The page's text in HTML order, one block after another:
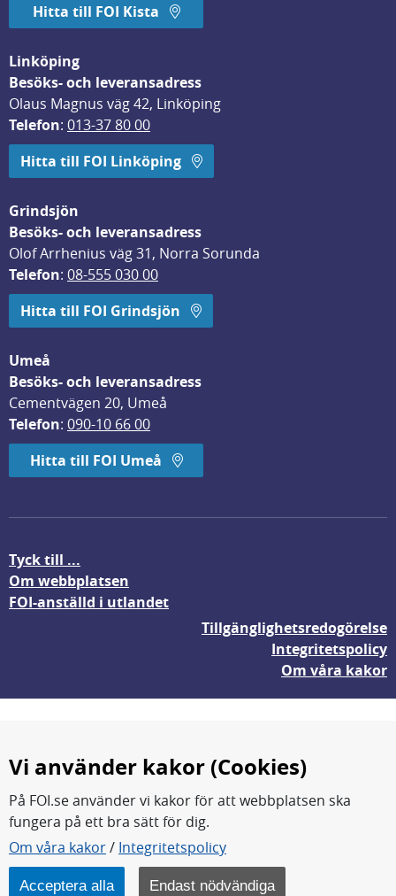
Hitta till FOI Kista
Linköping
Besöks- och leveransadress
Olaus Magnus väg 42, Linköping
Telefon: 013-37 80 00
Hitta till FOI Linköping
Grindsjön
Besöks- och leveransadress
Olof Arrhenius väg 31, Norra Sorunda
Telefon: 08-555 030 00
Hitta till FOI Grindsjön
Umeå
Besöks- och leveransadress
Cementvägen 20, Umeå
Telefon: 090-10 66 00
Hitta till FOI Umeå
Tyck till ...
Om webbplatsen
FOI-anställd i utlandet
Tillgänglighetsredogörelse
Integritetspolicy
Om våra kakor
FOI forskar för en säkrare värld.
FOI:s kärnverksamhet är forskning, metod- och
teknikutveckling samt analyser och studier.
Vi använder kakor (Cookies)
På FOI.se använder vi kakor för att webbplatsen ska
fungera på ett bra sätt för dig.
Om våra kakor/ Integritetspolicy
Acceptera alla Endast nödvändiga